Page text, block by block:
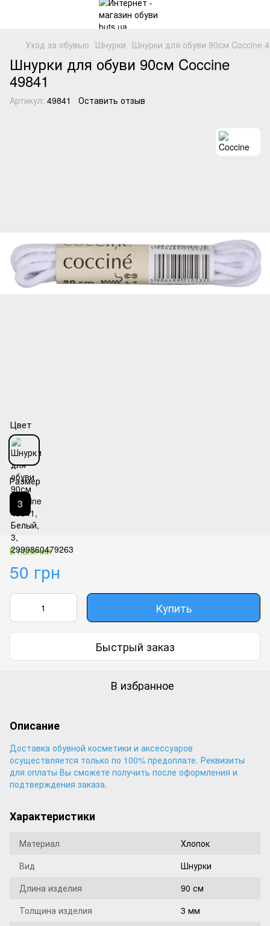
Уход за обувью Шнурки Шнурки для обуви 90см Coccine
Шнурки для обуви 90см Coccine
49841
Артикул: 49841 Оставить отзыв
Цвет
Размер
3
В наличии
50 грн
Купить
Быстрый заказ
В избранное
Описание
Доставка обувной косметики и аксессуаров
осуществляется только по 100% предоплате. Реквизиты
для оплаты Вы сможете получить после оформления и
подтверждения заказа.
Характеристики
Материал
Хлопок
Вид
Шнурки
Длина изделия
90 см
Толщина изделия
3 мм